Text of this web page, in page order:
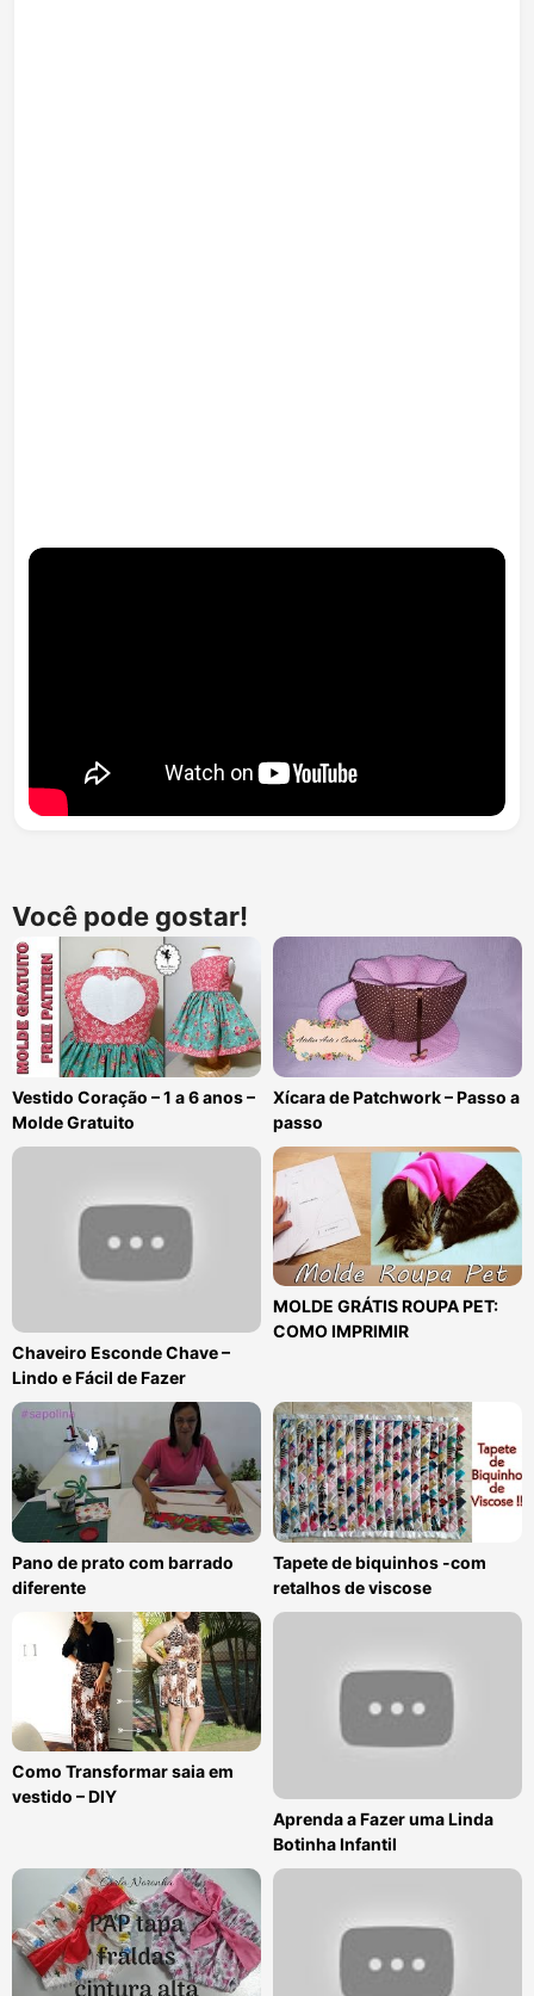
Você pode gostar!
Vestido Coração – 1 a 6 anos –
Molde Gratuito
Xícara de Patchwork – Passo a
passo
Chaveiro Esconde Chave –
Lindo e Fácil de Fazer
MOLDE GRÁTIS ROUPA PET:
COMO IMPRIMIR
Pano de prato com barrado
diferente
Tapete de biquinhos -com
retalhos de viscose
Como Transformar saia em
vestido – DIY
Aprenda a Fazer uma Linda
Botinha Infantil